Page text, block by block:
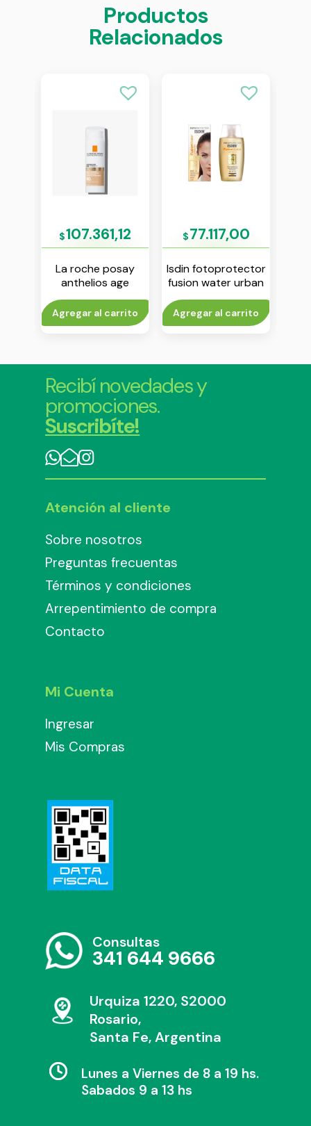
Productos
Relacionados
$107.361,12
La roche posay
anthelios age
correct con color
fps 50 50 ml
Agregar al carrito
$77.117,00
Isdin fotoprotector
fusion water urban
spf 30 50 ml
Agregar al carrito
Recibí novedades y
promociones.
Suscribíte!
Atención al cliente
Sobre nosotros
Preguntas frecuentas
Términos y condiciones
Arrepentimiento de compra
Contacto
Mi Cuenta
Ingresar
Mis Compras
Consultas
341 644 9666
Urquiza 1220, S2000
Rosario,
Santa Fe, Argentina
Lunes a Viernes de 8 a 19 hs.
Sabados 9 a 13 hs